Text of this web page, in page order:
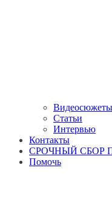
Видеосюжеты
Статьи
Интервью
Контакты
СРОЧНЫЙ СБОР
Помочь